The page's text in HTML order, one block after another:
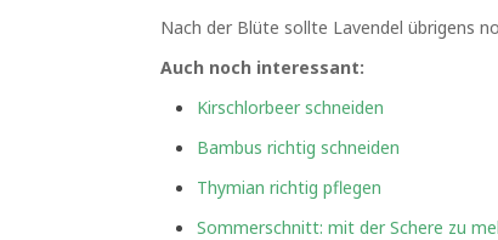
Nach der Blüte sollte Lavendel übrigens
Auch noch interessant:
Kirschlorbeer schneiden
Bambus richtig schneiden
Thymian richtig pflegen
Sommerschnitt: mit der Schere zu